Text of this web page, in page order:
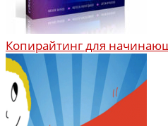
Копирайтинг для